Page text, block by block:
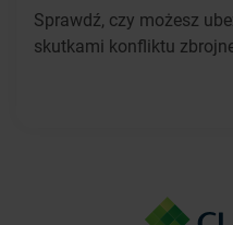
Sprawdź, czy możesz
skutkami konfliktu